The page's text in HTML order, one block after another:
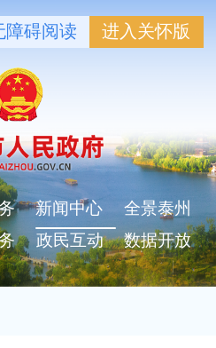
障碍阅读 进入关怀版
新闻中心
全景泰州
政民互动 数据开放